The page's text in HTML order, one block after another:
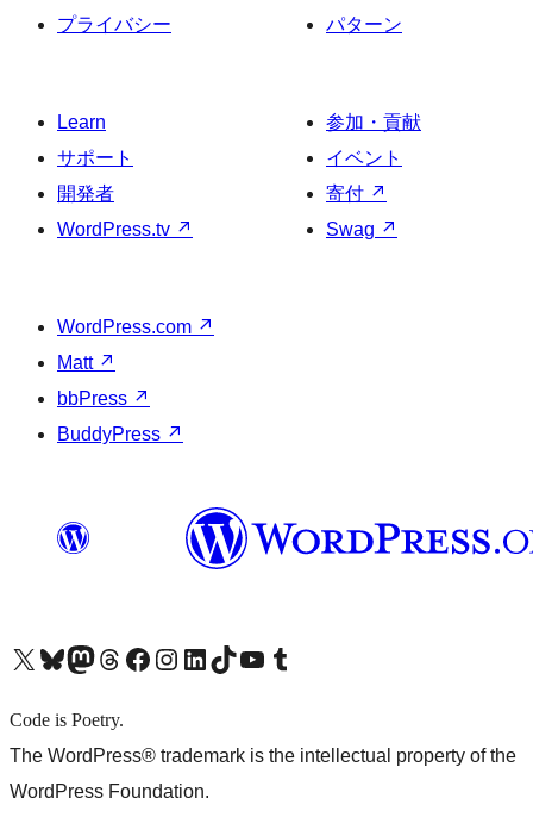
プライバシー
パターン
Learn
サポート
開発者
WordPress.tv ↗
参加・貢献
イベント
寄付 ↗
Swag ↗
WordPress.com ↗
Matt ↗
bbPress ↗
BuddyPress ↗
X (旧 Twitter) アカウントへBluesky アカウントへMastodon アカウントへThreads アカウントへ Facebook ページへInstagram アカウントへ LinkedIn アカウントへTikTok アカウントへYouTube チャンネルへ Tumblr アカウントへ
Code is Poetry.
The WordPress® trademark is the intellectual property of the
WordPress Foundation.